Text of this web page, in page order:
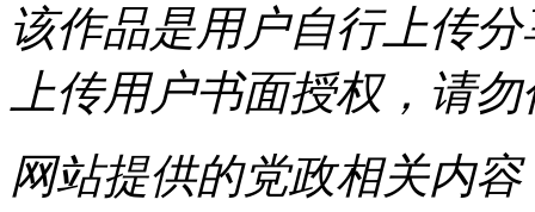
该作品是用户自行上传
上传用户书面授权，请
网站提供的党政相关内